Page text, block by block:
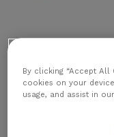
By clicking “Accept
cookies on your
usage, and assist in